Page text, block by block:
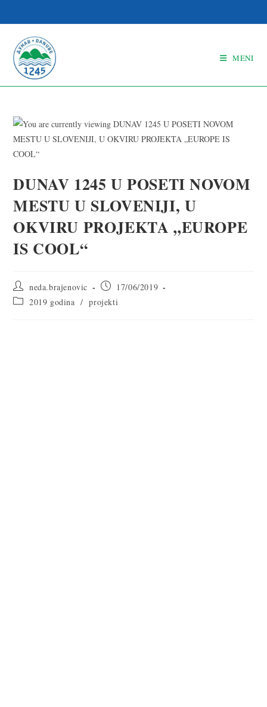
MENI
DUNAV 1245 U POSETI NOVOM
MESTU U SLOVENIJI, U
OKVIRU PROJEKTA „EUROPE
IS COOL“
neda.brajenovic
17/06/2019
2019 godina / projekti